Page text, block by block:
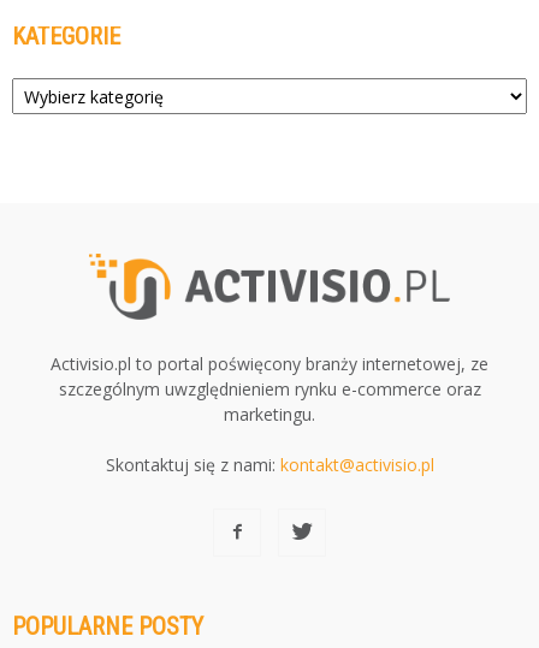
KATEGORIE
Kategorie
Activisio.pl to portal poświęcony branży internetowej, ze
szczególnym uwzględnieniem rynku e-commerce oraz
marketingu.
Skontaktuj się z nami: kontakt@activisio.pl
POPULARNE POSTY